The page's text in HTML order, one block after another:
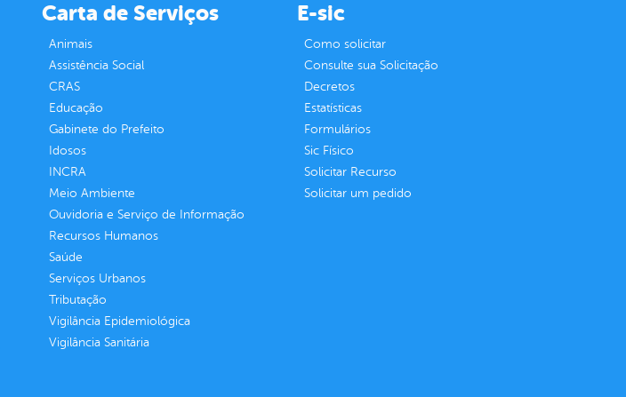
Carta de Serviços
Animais
Assistência Social
CRAS
Educação
Gabinete do Prefeito
Idosos
INCRA
Meio Ambiente
Ouvidoria e Serviço de Informação
Recursos Humanos
Saúde
Serviços Urbanos
Tributação
Vigilância Epidemiológica
Vigilância Sanitária
E-sic
Como solicitar
Consulte sua Solicitação
Decretos
Estatísticas
Formulários
Sic Físico
Solicitar Recurso
Solicitar um pedido